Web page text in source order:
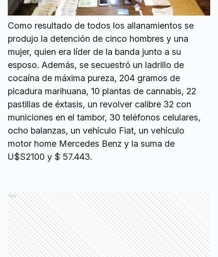
Como resultado de todos los allanamientos se
produjo la detención de cinco hombres y una
mujer, quien era líder de la banda junto a su
esposo. Además, se secuestró un ladrillo de
cocaína de máxima pureza, 204 gramos de
picadura marihuana, 10 plantas de cannabis, 22
pastillas de éxtasis, un revolver calibre 32 con
municiones en el tambor, 30 teléfonos celulares,
ocho balanzas, un vehículo Fiat, un vehículo
motor home Mercedes Benz y la suma de
U$S2100 y $ 57.443.
Ads